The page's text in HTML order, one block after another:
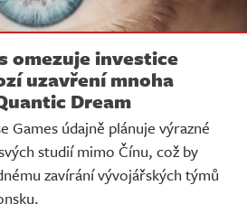
omezuje investice
uzavření mnoha
Dream
Games údajně plánuje výrazné
studií mimo Čínu, což by
zavírání vývojářských týmů